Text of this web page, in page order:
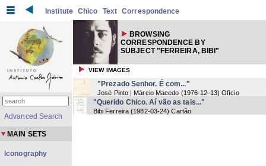
Institute Chico Text Correspondence
BROWSING
CORRESPONDENCE BY
SUBJECT "FERREIRA, BIBI"
VIEW IMAGES
"Prezado Senhor. É com..."
José Pinto | Márcio Macedo (1976-12-13) Ofício
"Querido Chico. Aí vão as tais..."
Bibi Ferreira (1982-03-24) Cartão
Advanced Search
MAIN SETS
Iconography